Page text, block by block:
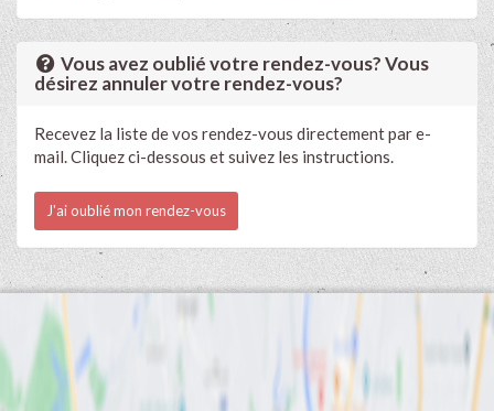
Vous avez oublié votre rendez-vous? Vous
désirez annuler votre rendez-vous?
Recevez la liste de vos rendez-vous directement par e-
mail. Cliquez ci-dessous et suivez les instructions.
J'ai oublié mon rendez-vous